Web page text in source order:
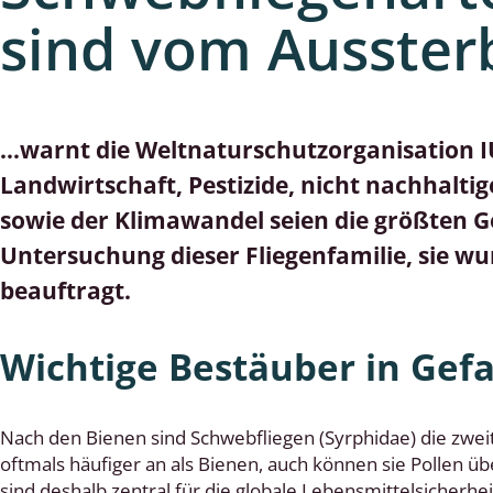
und Resedakäfer
wirbellose Meerestiere
Kernkäfer und
Limnische Kieselalgen
Marine Makroalgen
Schlauchalgen
Zieralgen
sind vom
…warnt die Weltnaturschutzorganisation
Landwirtschaft, Pestizide, nicht
sowie der Klimawandel seien die größten
Untersuchung dieser Fliegenfamilie, sie
beauftragt.
Wichtige Bestäuber in
Nach den Bienen sind Schwebfliegen (Syrphidae) die
oftmals häufiger an als Bienen, auch können sie Pollen